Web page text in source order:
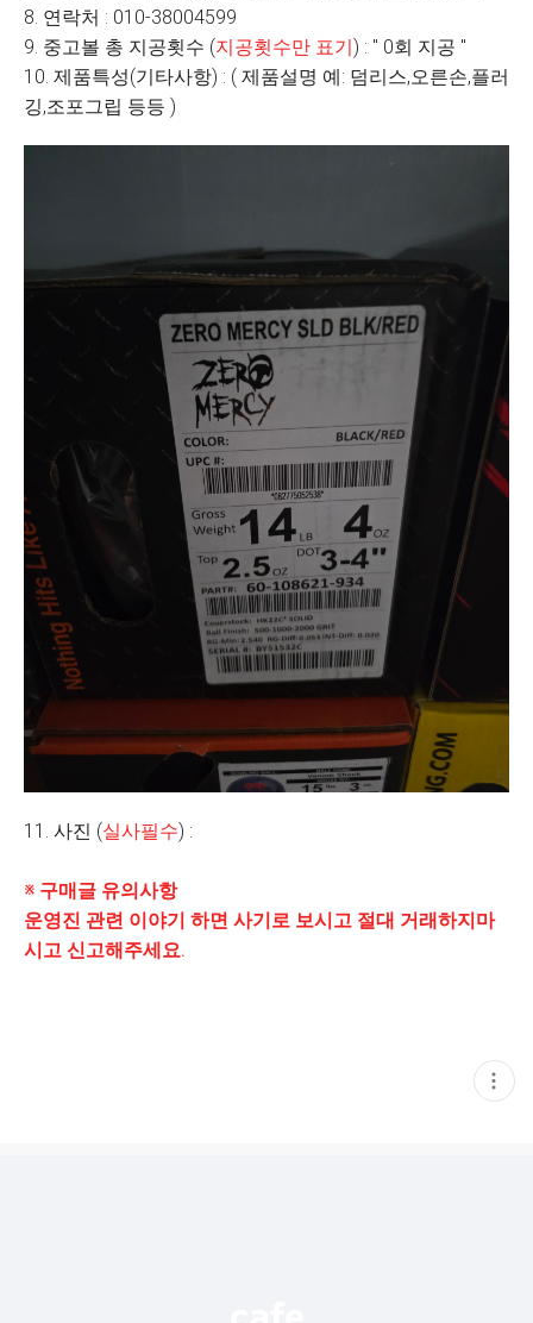
8. 연락처 : 010-38004599
9. 중고볼 총 지공횟수 (지공횟수만 표기) : " 0회 지공 "
10. 제품특성(기타사항) : ( 제품설명 예: 덤리스,오른손,플러
깅,조포그립 등등 )
11. 사진 (실사필수) :
※ 구매글 유의사항
운영진 관련 이야기 하면 사기로 보시고 절대 거래하지마
시고 신고해주세요.
현
재